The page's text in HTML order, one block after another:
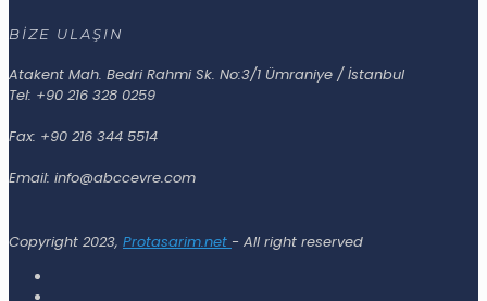
BİZE ULAŞIN
Atakent Mah. Bedri Rahmi Sk. No:3/1 Ümraniye / İstanbul
Tel: +90 216 328 0259
Fax: +90 216 344 5514
Email: info@abccevre.com
Copyright 2023, Protasarim.net - All right reserved